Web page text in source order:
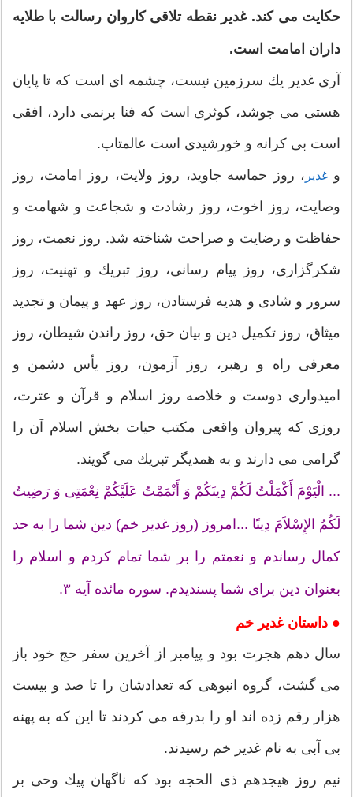
حكایت می كند. غدیر نقطه تلاقی كاروان رسالت با طلایه
داران امامت است.
آری غدیر یك سرزمین نیست، چشمه ای است كه تا پایان
هستی می جوشد، كوثری است كه فنا برنمی دارد، افقی
است بی كرانه و خورشیدی است عالمتاب.
و غدیر ، روز حماسه جاوید، روز ولایت، روز امامت، روز
وصایت، روز اخوت، روز رشادت و شجاعت و شهامت و
حفاظت و رضایت و صراحت شناخته شد. روز نعمت، روز
شكرگزاری، روز پیام رسانی، روز تبریك و تهنیت، روز
سرور و شادی و هدیه فرستادن، روز عهد و پیمان و تجدید
میثاق، روز تكمیل دین و بیان حق، روز راندن شیطان، روز
معرفی راه و رهبر، روز آزمون، روز یأس دشمن و
امیدواری دوست و خلاصه روز اسلام و قرآن و عترت،
روزی كه پیروان واقعی مكتب حیات بخش اسلام آن را
گرامی می دارند و به همدیگر تبریك می گویند.
... الْیَوْمَ أَكْمَلْتُ لَكُمْ دِینَكُمْ وَ أَتْمَمْتُ عَلَیْكُمْ نِعْمَتِی وَ رَضِیتُ
لَكُمُ الإِسْلاَمَ دِینًا ...امروز (روز غدیر خم) دین شما را به حد
كمال رساندم و نعمتم را بر شما تمام كردم و اسلام را
بعنوان دین برای شما پسندیدم. سوره مائده آیه ۳.
● داستان غدیر خم
سال دهم هجرت بود و پیامبر از آخرین سفر حج خود باز
می گشت، گروه انبوهی كه تعدادشان را تا صد و بیست
هزار رقم زده اند او را بدرقه می كردند تا این كه به پهنه
بی آبی به نام غدیر خم رسیدند.
نیم روز هیجدهم ذی الحجه بود كه ناگهان پیك وحی بر